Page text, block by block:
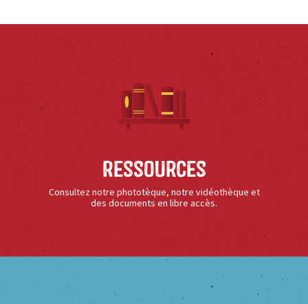
Ressources
Consultez notre phototèque, notre vidéothèque et
des documents en libre accès.